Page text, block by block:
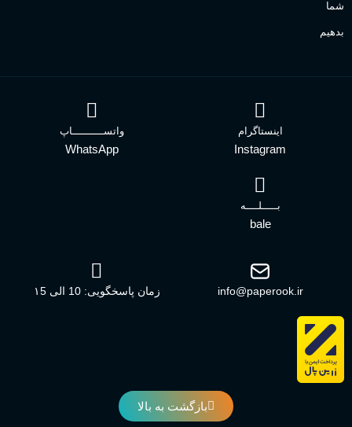
شما
بدهیم
اینستاگرام
Instagram
واتســــــــــاپ
WhatsApp
بـــــلــــه
bale
info@paperook.ir زمان پاسخگویی: 10 الی ۱5
بازگشت به بالا